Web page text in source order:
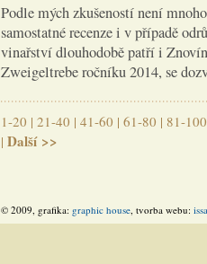
Podle mých zkušeností není
samostatné recenze i v případě
vinařství dlouhodobě patří i
Zweigeltrebe ročníku 2014, se
1-20 | 21-40 | 41-60 | 61-80 | 81-100
| Další >>
© 2009, grafika: graphic house, tvorba webu: